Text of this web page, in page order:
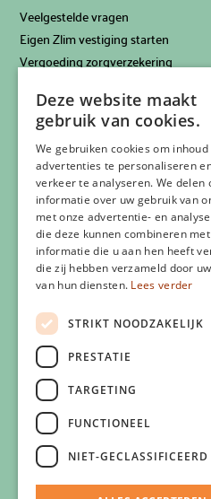
Veelgestelde vragen
Eigen Zlim vestiging starten
Vergoeding zorgverzekering
Privacyverklaring
Cookiebeleid
Klachtenregeling
Algemene voorwaarden
Contactgegevens
Recepten, inspiratie
ontvangen?
Schrijf je in op
mailadres
Volg ons
Deze website maakt
gebruik van cookies.
We gebruiken cookies om inhoud
advertenties te personaliseren
verkeer te analyseren. We delen
informatie over uw gebruik van
met onze advertentie- en
die deze kunnen combineren
informatie die u aan hen heeft
die zij hebben verzameld door
van hun diensten. Lees verder
STRIKT NOODZAKELIJK
PRESTATIE
TARGETING
FUNCTIONEEL
NIET-GECLASSIFICEERD